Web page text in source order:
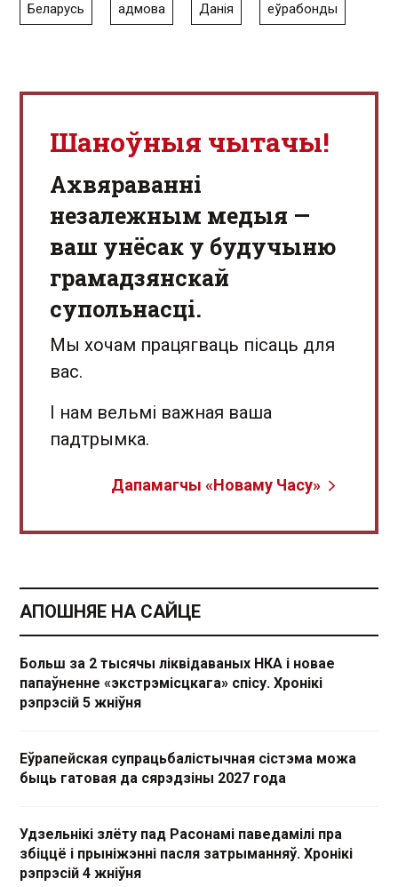
Беларусь адмова Данія еўрабонды
Шаноўныя чытачы!
Aхвяраванні
незалежным медыя —
ваш унёсак у будучыню
грамадзянскай
супольнасці.
Мы хочам працягваць пісаць для
вас.
І нам вельмі важная ваша
падтрымка.
Дапамагчы «Новаму Часу»
АПОШНЯЕ НА САЙЦЕ
Больш за 2 тысячы ліквідаваных НКА і новае
папаўненне «экстрэмісцкага» спісу. Хронікі
рэпрэсій 5 жніўня
Еўрапейская супрацьбалістычная сістэма можа
быць гатовая да сярэдзіны 2027 года
Удзельнікі злёту пад Расонамі паведамілі пра
збіццё і прыніжэнні пасля затрыманняў. Хронікі
рэпрэсій 4 жніўня